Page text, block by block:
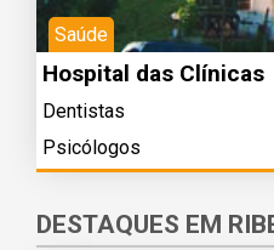
Saúde
Hospital das Clínicas
Dentistas
Psicólogos
DESTAQUES EM